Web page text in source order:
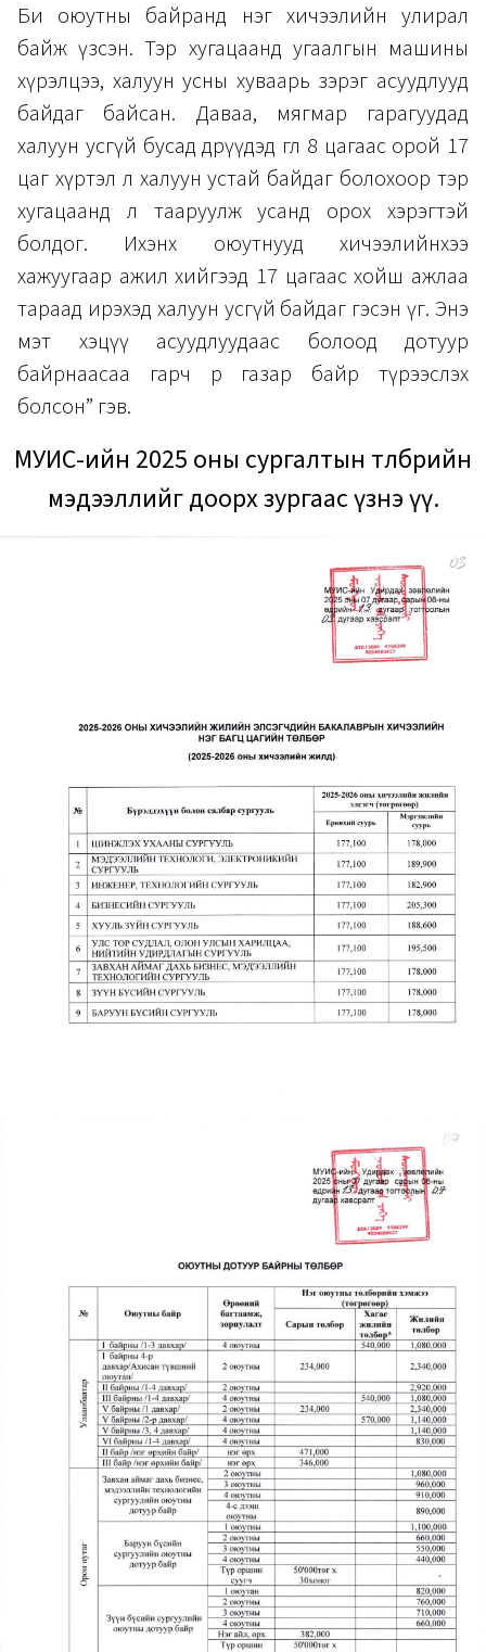
Би оюутны байранд нэг хичээлийн улирал
байж үзсэн. Тэр хугацаанд угаалгын машины
хүрэлцээ, халуун усны хуваарь зэрэг асуудлууд
байдаг байсан. Даваа, мягмар гарагуудад
халуун усгүй бусад өдрүүдэд өглөө 8 цагаас орой 17
цаг хүртэл л халуун устай байдаг болохоор тэр
хугацаанд л тааруулж усанд орох хэрэгтэй
болдог. Ихэнх оюутнууд хичээлийнхээ
хажуугаар ажил хийгээд 17 цагаас хойш ажлаа
тараад ирэхэд халуун усгүй байдаг гэсэн үг. Энэ
мэт хэцүү асуудлуудаас болоод дотуур
байрнаасаа гарч өөр газар байр түрээслэх
болсон” гэв.
МУИС-ийн 2025 оны сургалтын төлбөрийн
мэдээллийг доорх зургаас үзнэ үү.